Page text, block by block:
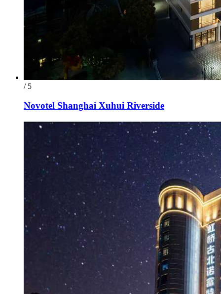
/ 5
Novotel Shanghai Xuhui Riverside